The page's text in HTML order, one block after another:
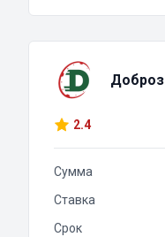
2.4
Сумма
Ставка
Срок